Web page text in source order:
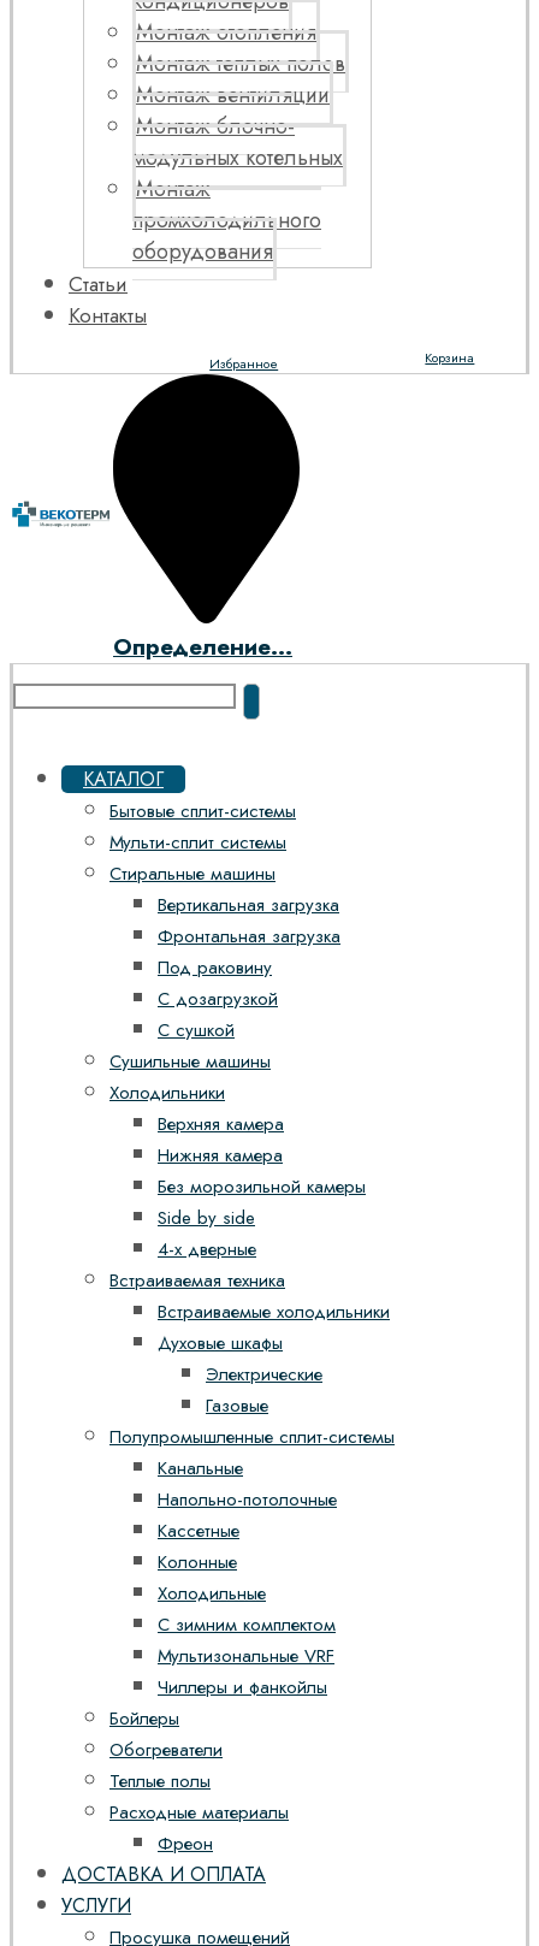
Монтаж отопления
Монтаж теплых полов
Монтаж вентиляции
Монтаж блочно-
модульных котельных
Монтаж
промхолодильного
оборудования
Статьи
Контакты
Корзина
Избранное
Определение...
КАТАЛОГ
Бытовые сплит-системы
Мульти-сплит системы
Стиральные машины
Вертикальная загрузка
Фронтальная загрузка
Под раковину
С дозагрузкой
С сушкой
Сушильные машины
Холодильники
Верхняя камера
Нижняя камера
Без морозильной камеры
Side by side
4-х дверные
Встраиваемая техника
Встраиваемые холодильники
Духовые шкафы
Электрические
Газовые
Полупромышленные сплит-системы
Канальные
Напольно-потолочные
Кассетные
Колонные
Холодильные
С зимним комплектом
Мультизональные VRF
Чиллеры и фанкойлы
Бойлеры
Обогреватели
Теплые полы
Расходные материалы
Фреон
ДОСТАВКА И ОПЛАТА
УСЛУГИ
Просушка помещений